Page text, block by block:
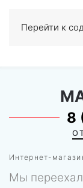
Перейти к
0
Интернет-
8
Мы